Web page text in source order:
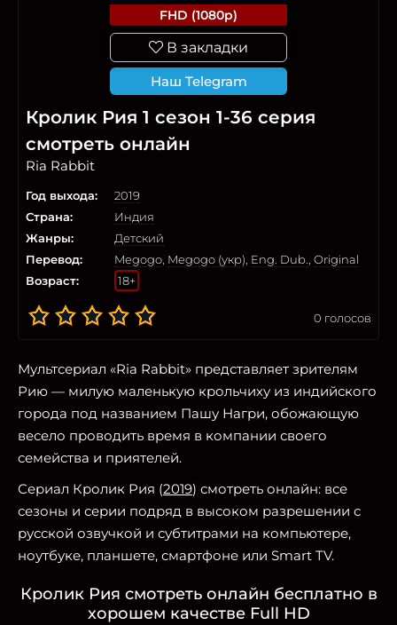
FHD (1080p)
В закладки
Наш Telegram
Кролик Рия 1 сезон 1-36 серия
смотреть онлайн
Ria Rabbit
Год выхода:
2019
Страна:
Индия
Жанры:
Детский
Перевод:
Megogo Megogo (укр) Eng. Dub. Original
Возраст:
18+
0 голосов
Мультсериал «Ria Rabbit» представляет зрителям
Рию — милую маленькую крольчиху из индийского
города под названием Пашу Нагри, обожающую
весело проводить время в компании своего
семейства и приятелей.
Сериал Кролик Рия (2019) смотреть онлайн: все
сезоны и серии подряд в высоком разрешении с
русской озвучкой и субтитрами на компьютере,
ноутбуке, планшете, смартфоне или Smart TV.
Кролик Рия смотреть онлайн бесплатно в
хорошем качестве Full HD